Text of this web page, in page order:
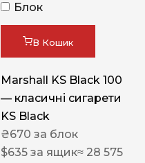
Блок
В Кошик
Marshall KS Black 100
— класичні сигарети
KS Black
₴670 за блок
$635 за ящик≈ 28 575